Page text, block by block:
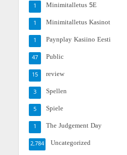
Minimitalletus 5E
1
Minimitalletus Kasinot
1
Paynplay Kasiino Eesti
1
Public
47
review
15
Spellen
3
Spiele
5
The Judgement Day
1
Uncategorized
2,784